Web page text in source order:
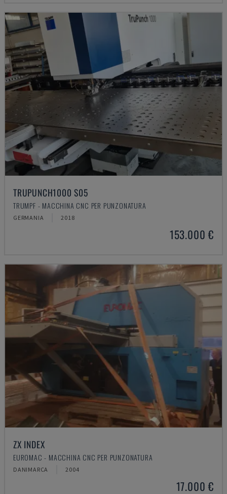
TRUPUNCH1000 S05
TRUMPF - MACCHINA CNC PER PUNZONATURA
GERMANIA 2018
153.000 €
ZX INDEX
EUROMAC - MACCHINA CNC PER PUNZONATURA
DANIMARCA 2004
17.000 €